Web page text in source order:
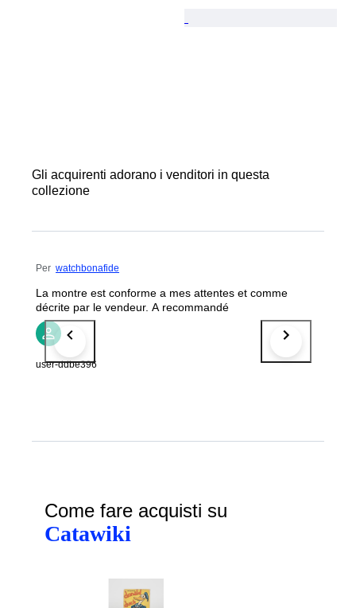
Gli acquirenti adorano i venditori in questa
collezione
Per watchbonafide
La montre est conforme a mes attentes et comme
décrite par le vendeur. A recommandé
user-ddbe396
Come fare acquisti su
Catawiki